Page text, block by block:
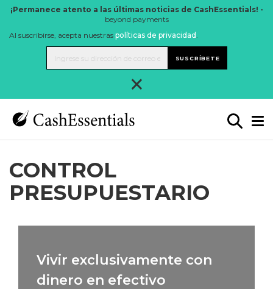
¡Permanece atento a las últimas noticias de CashEssentials! -
beyond payments
Al suscribirse, acepta nuestras políticas de privacidad .
SUSCRÍBETE
×
CONTROL
PRESUPUESTARIO
Vivir exclusivamente con
dinero en efectivo